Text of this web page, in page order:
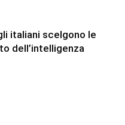
italiani scelgono le
dell’intelligenza